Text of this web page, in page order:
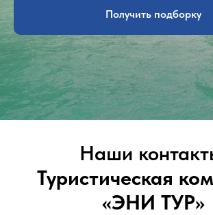
Получить подборку
Наши
Туристическая
«ЭНИ ТУР»